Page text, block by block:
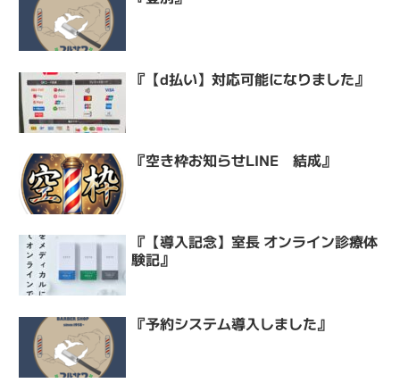
『【d払い】対応可能になりました』
『空き枠お知らせLINE 結成』
『【導入記念】室長 オンライン診療体
験記』
『予約システム導入しました』